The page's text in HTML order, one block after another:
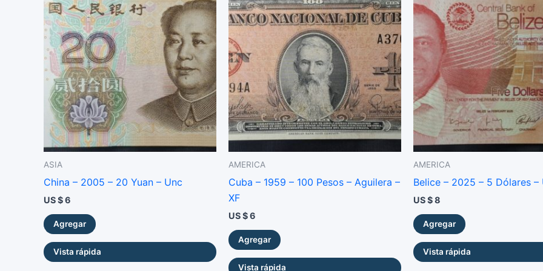
ASIA
China – 2005 – 20 Yuan – Unc
US $6
Agregar
Vista rápida
AMERICA
Cuba – 1959 – 100 Pesos – Aguilera –
XF
US $6
Agregar
Vista rápida
AMERICA
Belice – 2025 – 5 Dólares –
US $8
Agregar
Vista rápida